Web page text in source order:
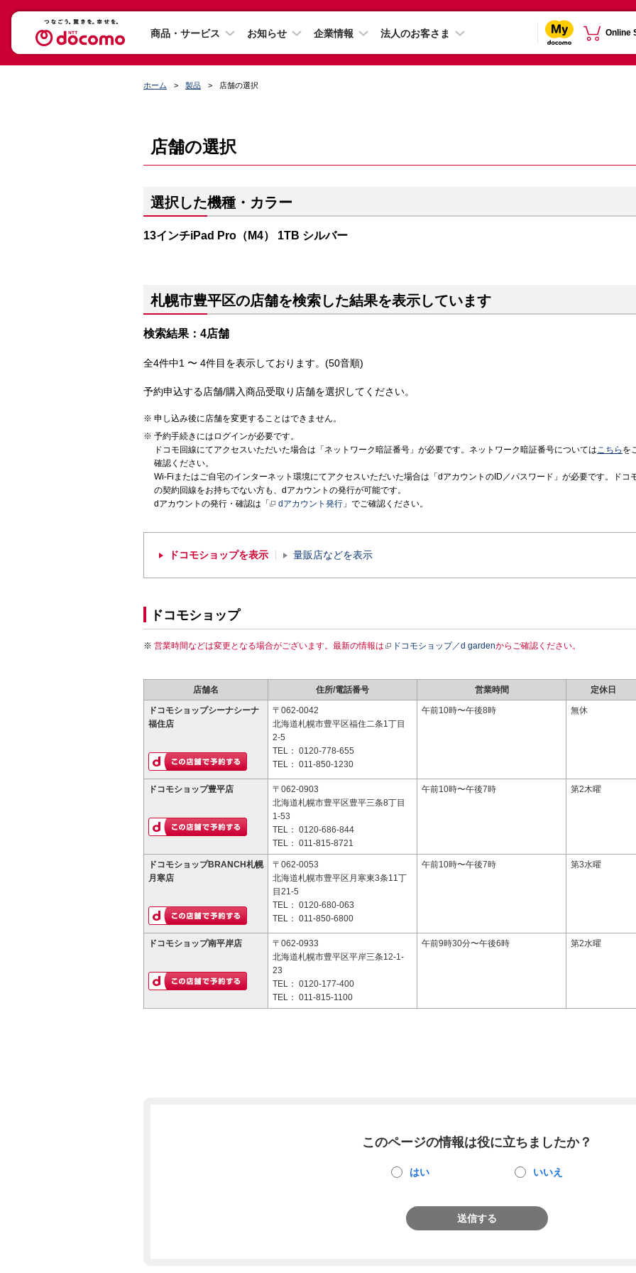
商品・サービス お知らせ 企業情報 法人のお客さま Online
ホーム 製品 店舗の選択
店舗の選択
選択した機種・カラー
13インチiPad Pro（M4） 1TB シルバー
札幌市豊平区の店舗を検索した結果を表示しています
検索結果：4店舗
全4件中1 〜 4件目を表示しております。(50音順)
予約申込する店舗/購入商品受取り店舗を選択してください。
申し込み後に店舗を変更することはできません。
予約手続きにはログインが必要です。
ドコモ回線にてアクセスいただいた場合は「ネットワーク暗証番号」が必要です。ネットワーク暗証番号についてはこちら を
確認ください。
Wi-Fiまたはご自宅のインターネット環境にてアクセスいただいた場合は「dアカウントのID／パスワード」が必要です。ドコ
の契約回線をお持ちでない方も、dアカウントの発行が可能です。
dアカウントの発行・確認は「
dアカウント発行 」でご確認ください。
ドコモショップを表示 量販店などを表示
ドコモショップ
営業時間などは変更となる場合がございます。最新の情報は ドコモショップ／d gardenからご確認ください。
店舗名 住所/電話番号 営業時間 定休日
ドコモショップシーナシーナ
福住店
〒062-0042
北海道札幌市豊平区福住二条1丁目
2-5
TEL： 0120-778-655
TEL： 011-850-1230
午前10時〜午後8時 無休
ドコモショップ豊平店
〒062-0903
北海道札幌市豊平区豊平三条8丁目
1-53
TEL： 0120-686-844
TEL： 011-815-8721
午前10時〜午後7時 第2木曜
ドコモショップBRANCH札幌
月寒店
〒062-0053
北海道札幌市豊平区月寒東3条11丁
目21-5
TEL： 0120-680-063
TEL： 011-850-6800
午前10時〜午後7時 第3水曜
ドコモショップ南平岸店
〒062-0933
北海道札幌市豊平区平岸三条12-1-
23
TEL： 0120-177-400
TEL： 011-815-1100
午前9時30分〜午後6時 第2水曜
このページの情報は役に立ちましたか？
はい いいえ
送信する